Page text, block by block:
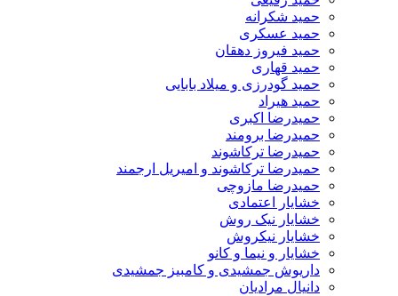
حمید شکرانه
حمید عسکری
حمید فیروز دهقان
حمید قهاری
حمید گودرزی و میلاد بابایی
حمید هیراد
حمیدرضا اکبری
حمیدرضا برومند
حمیدرضا ترکاشوند
حمیدرضا ترکاشوند و امیریل ارجمند
حمیدرضا مازوچی
خشایار اعتمادی
خشایار نیک روش
خشایار نیکروش
خشایار و نیما و کانو
داریوش جمشیدی و کامبیز جمشیدی
دانیال مرادیان